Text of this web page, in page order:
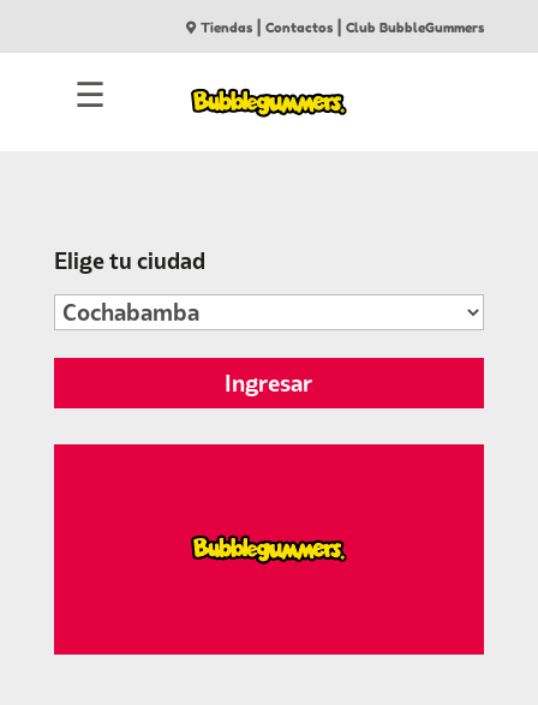
Tiendas |Contactos |Club BubbleGummers
☰
Elige tu ciudad
Ingresar